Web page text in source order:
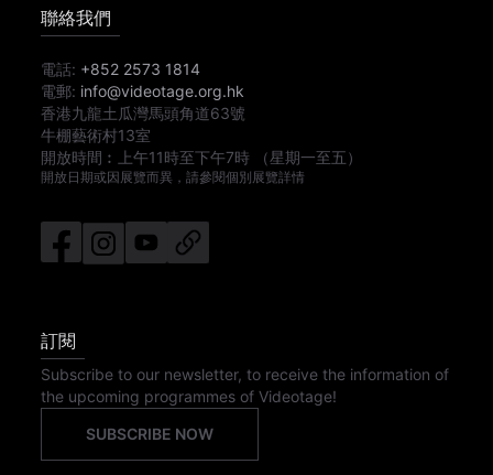
聯絡我們
電話: +852 2573 1814
電郵: info@videotage.org.hk
香港九龍土瓜灣馬頭角道63號
牛棚藝術村13室
開放時間︰
上午11時至下午7時 （星期一至五）
開放日期或因展覽而異，請參閱個別展覽詳情
訂閱
Subscribe to our newsletter, to receive the information of
the upcoming programmes of Videotage!
SUBSCRIBE NOW